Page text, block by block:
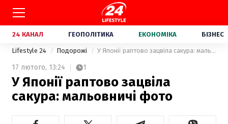
24 КАНАЛ ГЕОПОЛІТИКА ЕКОНОМІКА БІЗНЕС
Lifestyle 24 Подорожі У Японії раптово зацвіла сакура: мальовничі фото
17 лютого, 13:24 1
У Японії раптово зацвіла
сакура: мальовничі фото